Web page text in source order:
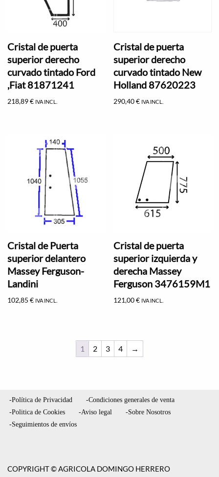
Cristal de puerta
superior derecho
curvado tintado Ford
,Fiat 81871241
218,89€ IVA INCL.
Cristal de puerta
superior derecho
curvado tintado New
Holland 87620223
290,40€ IVA INCL.
Cristal de Puerta
superior delantero
Massey Ferguson-
Landini
102,85 € IVA INCL.
Cristal de puerta
superior izquierda y
derecha Massey
Ferguson 3476159M1
121,00€ IVA INCL.
1 2 3 4 →
-Política de Privacidad
-Condiciones generales de venta
-Politica de Cookies
-Aviso legal
-Sobre Nosotros
-Seguimientos de envíos
COPYRIGHT © AGRICOLA DOMINGO HERRERO